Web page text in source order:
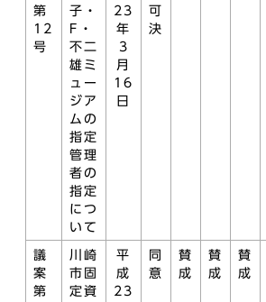
第
12
号
子・
F・
不二
雄ミ
ュー
ジア
ムの
指定
管理
者の
指定
につ
いて
23
年
3
月
16
日
可
決
議
案
第
川崎
市固
定資
平
成
23
同
意
賛
成
賛
成
賛
成